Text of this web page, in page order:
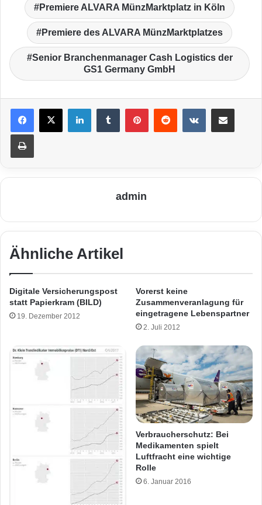
Premiere ALVARA MünzMarktplatz in Köln
Premiere des ALVARA MünzMarktplatzes
Senior Branchenmanager Cash Logistics der
GS1 Germany GmbH
LinkedIn VKontakte
Drucken
admin
Ähnliche Artikel
Digitale Versicherungspost
statt Papierkram (BILD)
19. Dezember 2012
Vorerst keine
Zusammenveranlagung für
eingetragene Lebenspartner
2. Juli 2012
Verbraucherschutz: Bei
Medikamenten spielt
Luftfracht eine wichtige
Rolle
6. Januar 2016